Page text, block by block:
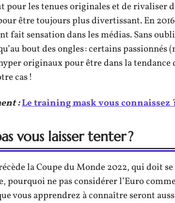
pour les tenues originales et de rivaliser
être toujours plus divertissant. En
fait sensation dans les médias. Sans
bout des ongles : certains passionnés
originaux pour être dans la tendance
cas !
:Le training mask vous connaissez
vous laisser tenter ?
la Coupe du Monde 2022, qui doit
pourquoi ne pas considérer l’Euro
vous apprendrez à connaître seront